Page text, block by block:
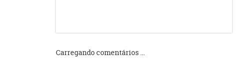
Carregando comentários ...